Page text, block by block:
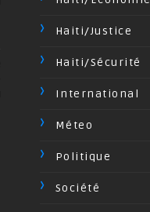
Haiti/Justice
Haiti/Sécurité
International
Méteo
Politique
Société